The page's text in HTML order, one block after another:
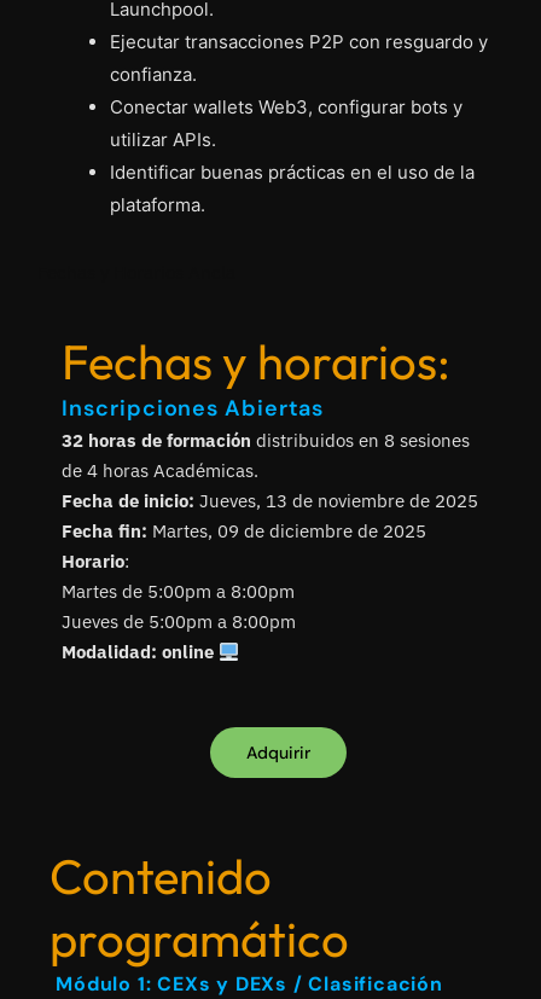
Launchpool.
Ejecutar transacciones P2P con resguardo y
confianza.
Conectar wallets Web3, configurar bots y
utilizar APIs.
Identificar buenas prácticas en el uso de la
plataforma.
Fechas y horarios:
Inscripciones Abiertas
32 horas de formacióndistribuidos en 8 sesiones
de 4 horas Académicas.
Fecha de inicio: Jueves, 13 de noviembre de 2025
Fecha fin: Martes, 09 de diciembre de 2025
Horario:
Martes de 5:00pm a 8:00pm
Jueves de 5:00pm a 8:00pm
Modalidad: online
Adquirir
Contenido
programático
Módulo 1: CEXs y DEXs / Clasificación